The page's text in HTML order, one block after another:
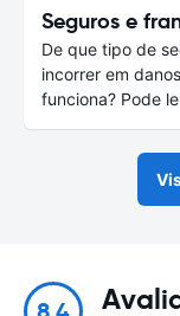
Seguros e
De que tipo de
incorrer em
funciona? Pode